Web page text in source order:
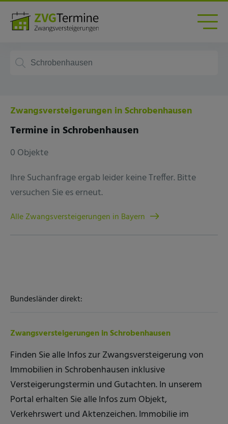
Zwangsversteigerungen in Schrobenhausen
Termine in Schrobenhausen
0 Objekte
Ihre Suchanfrage ergab leider keine Treffer. Bitte
versuchen Sie es erneut.
Alle Zwangsversteigerungen in Bayern
Bundesländer direkt:
Zwangsversteigerungen in Schrobenhausen
Finden Sie alle Infos zur Zwangsversteigerung von
Immobilien in Schrobenhausen inklusive
Versteigerungstermin und Gutachten. In unserem
Portal erhalten Sie alle Infos zum Objekt,
Verkehrswert und Aktenzeichen. Immobilie im